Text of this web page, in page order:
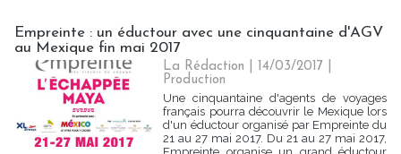
Empreinte : un éductour avec une cinquantaine d'AGV
au Mexique fin mai 2017
La Rédaction | 14/03/2017
Production
Une cinquantaine d'agents de voyages
français pourra découvrir le Mexique lors
d'un éductour organisé par Empreinte du
21 au 27 mai 2017. Du 21 au 27 mai 2017,